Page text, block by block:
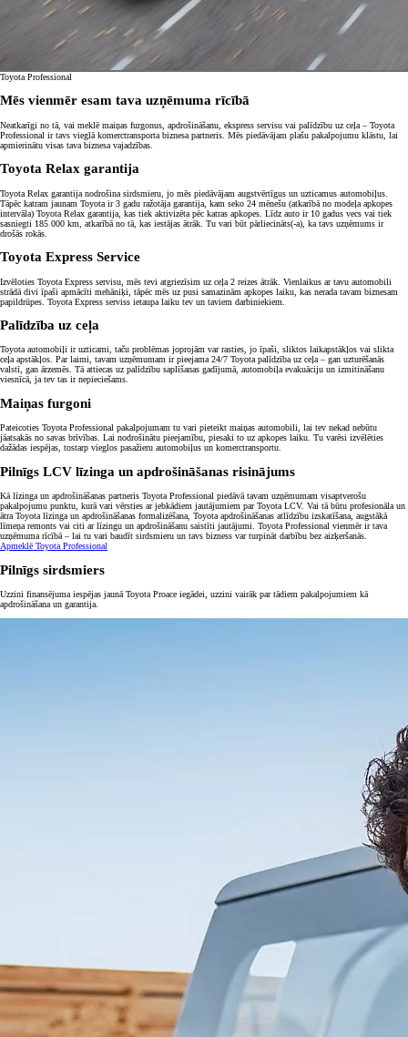
Toyota Professional
Mēs vienmēr esam tava uzņēmuma rīcībā
Neatkarīgi no tā, vai meklē maiņas furgonus, apdrošināšanu, ekspress servisu vai palīdzību uz ceļa – Toyota
Professional ir tavs vieglā komerctransporta biznesa partneris. Mēs piedāvājam plašu pakalpojumu klāstu, lai
apmierinātu visas tava biznesa vajadzības.
Toyota Relax garantija
Toyota Relax garantija nodrošina sirdsmieru, jo mēs piedāvājam augstvērtīgus un uzticamus automobiļus.
Tāpēc katram jaunam Toyota ir 3 gadu ražotāja garantija, kam seko 24 mēnešu (atkarībā no modeļa apkopes
intervāla) Toyota Relax garantija, kas tiek aktivizēta pēc katras apkopes. Līdz auto ir 10 gadus vecs vai tiek
sasniegti 185 000 km, atkarībā no tā, kas iestājas ātrāk. Tu vari būt pārliecināts(-a), ka tavs uzņēmums ir
drošās rokās.
Toyota Express Service
Izvēloties Toyota Express servisu, mēs tevi atgriezīsim uz ceļa 2 reizes ātrāk. Vienlaikus ar tavu automobili
strādā divi īpaši apmācīti mehāniķi, tāpēc mēs uz pusi samazinām apkopes laiku, kas nerada tavam biznesam
papildrūpes. Toyota Express serviss ietaupa laiku tev un taviem darbiniekiem.
Palīdzība uz ceļa
Toyota automobiļi ir uzticami, taču problēmas joprojām var rasties, jo īpaši, sliktos laikapstākļos vai slikta
ceļa apstākļos. Par laimi, tavam uzņēmumam ir pieejama 24/7 Toyota palīdzība uz ceļa – gan uzturēšanās
valstī, gan ārzemēs. Tā attiecas uz palīdzību saplīšanas gadījumā, automobiļa evakuāciju un izmitināšanu
viesnīcā, ja tev tas ir nepieciešams.
Maiņas furgoni
Pateicoties Toyota Professional pakalpojumam tu vari pieteikt maiņas automobili, lai tev nekad nebūtu
jāatsakās no savas brīvības. Lai nodrošinātu pieejamību, piesaki to uz apkopes laiku. Tu varēsi izvēlēties
dažādas iespējas, tostarp vieglos pasažieru automobiļus un komerctransportu.
Pilnīgs LCV līzinga un apdrošināšanas risinājums
Kā līzinga un apdrošināšanas partneris Toyota Professional piedāvā tavam uzņēmumam visaptverošu
pakalpojumu punktu, kurā vari vērsties ar jebkādiem jautājumiem par Toyota LCV. Vai tā būtu profesionāla un
ātra Toyota līzinga un apdrošināšanas formalizēšana, Toyota apdrošināšanas atlīdzību izskatīšana, augstākā
līmeņa remonts vai citi ar līzingu un apdrošināšanu saistīti jautājumi. Toyota Professional vienmēr ir tava
uzņēmuma rīcībā – lai tu vari baudīt sirdsmieru un tavs bizness var turpināt darbību bez aizķeršanās.
Apmeklē Toyota Professional
Pilnīgs sirdsmiers
Uzzini finansējuma iespējas jaunā Toyota Proace iegādei, uzzini vairāk par tādiem pakalpojumiem kā
apdrošināšana un garantija.